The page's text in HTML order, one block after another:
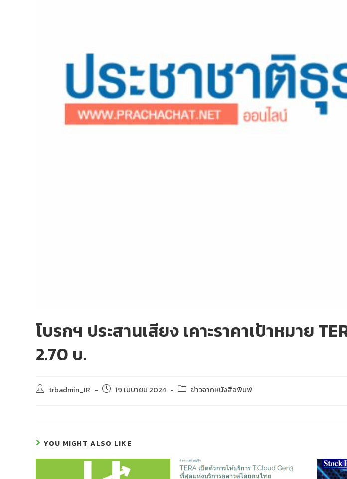
โบรกฯ ประสานเสียง เคาะราคาเป้าหมาย
2.70 บ.
trbadmin_IR 19 เมษายน 2024 ข่าวจากหนังสือพิมพ์
YOU MIGHT ALSO LIKE